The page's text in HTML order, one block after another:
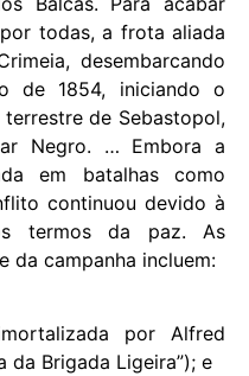
todas, a frota aliada
desembarcando
de 1854, iniciando o
de Sebastopol,
Negro. … Embora a
em batalhas como
continuou devido à
termos da paz. As
da campanha incluem:
por Alfred
da Brigada Ligeira”); e